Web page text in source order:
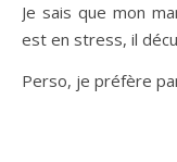
Je sais que mon
est en stress, il
Perso, je préfère